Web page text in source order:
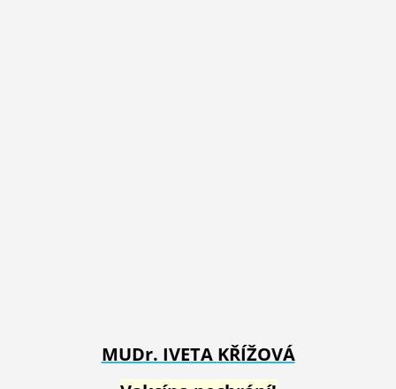
MUDr. IVETA KŘÍŽOVÁ